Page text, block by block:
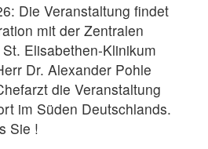
Die Veranstaltung findet
mit der Zentralen
Elisabethen-Klinikum
Dr. Alexander Pohle
die Veranstaltung
im Süden Deutschlands.
Sie !